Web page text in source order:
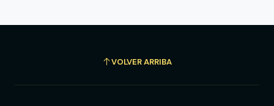
VOLVER ARRIBA